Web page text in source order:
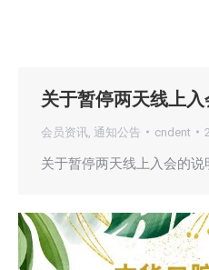
关于暂停两天线上入
会员资讯 通知公告 cndent
关于暂停两天线上入会的说